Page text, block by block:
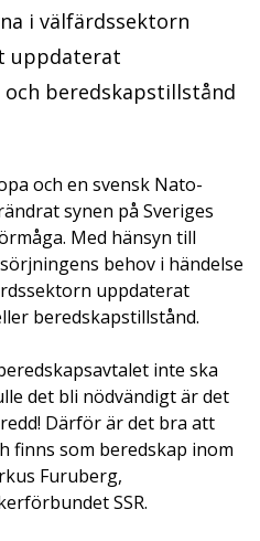
i välfärdssektorn
uppdaterat
beredskapstillstånd
och en svensk Nato-
synen på Sveriges
Med hänsyn till
behov i händelse
uppdaterat
beredskapstillstånd.
inte ska
det bli nödvändigt är det
Därför är det bra att
finns som beredskap inom
Furuberg,
SSR.